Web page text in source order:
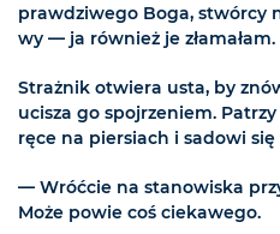
prawdziwego Boga, stwórcy
wy — ja również je złamałam.
Strażnik otwiera usta, by
ucisza go spojrzeniem.
ręce na piersiach i sadowi
— Wróćcie na stanowiska
Może powie coś ciekawego.